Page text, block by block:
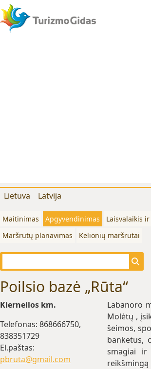
Lietuva Latvija
Maitinimas Apgyvendinimas Laisvalaikis
Maršrutų planavimas
Kelionių maršrutai
Poilsio bazė „Rūta“
Kierneilos km.
Telefonas: 868666750,
838351729
El.paštas:
pbruta@gmail.com
Labanoro
Molėtų ,
šeimos,
banketus,
smagiai ir